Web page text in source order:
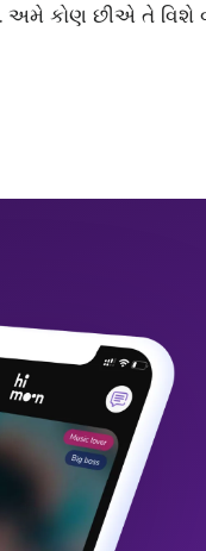
કોણ છીએ તે વિશે